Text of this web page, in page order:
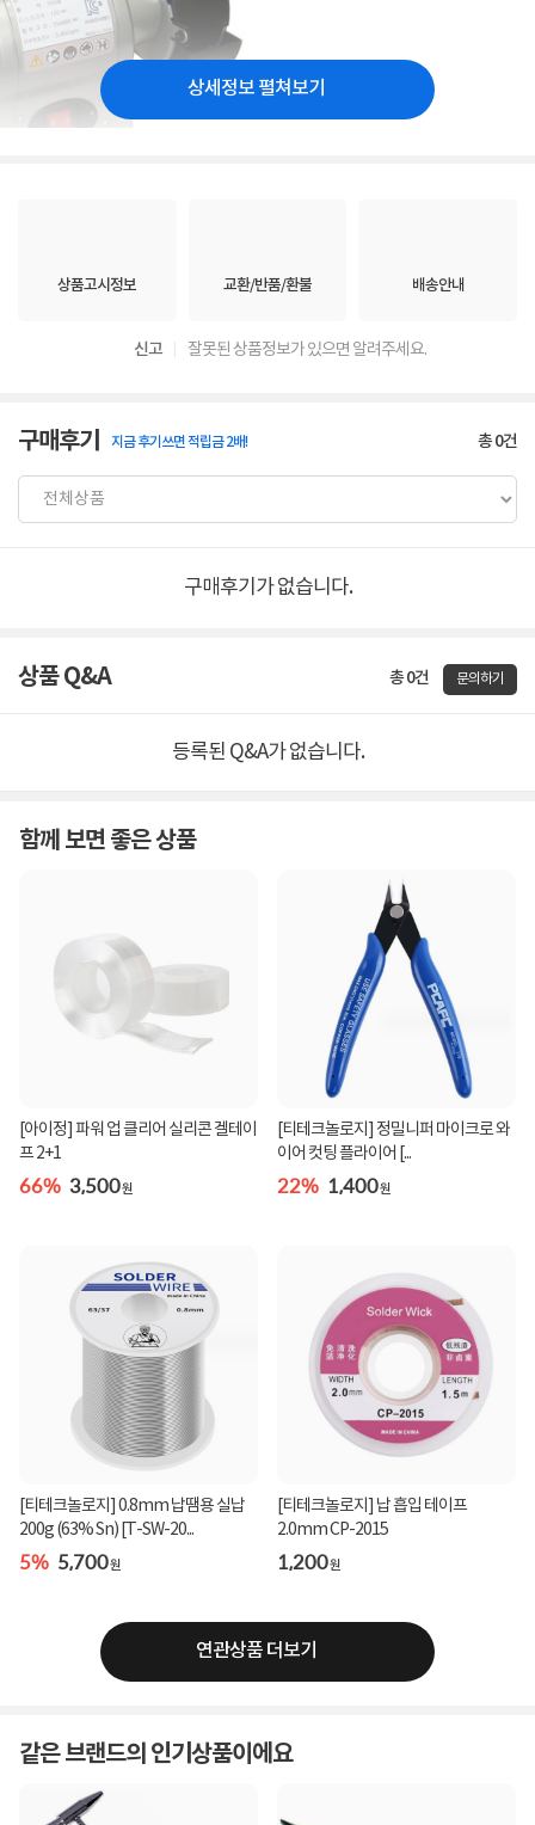
상세정보 펼쳐보기
상품고시정보 교환/반품/환불 배송안내
신고 잘못된 상품정보가 있으면 알려주세요.
구매후기 지금 후기쓰면 적립금 2배! 총0건
구매후기가 없습니다.
상품 Q&A 총 0건 문의하기
등록된 Q&A가 없습니다.
함께 보면 좋은 상품
[아이정] 파워 업 클리어 실리콘 겔테이
프 2+1
66% 3,500원
[티테크놀로지] 정밀니퍼 마이크로 와
이어 컷팅 플라이어 [...
22% 1,400원
[티테크놀로지] 0.8mm 납땜용 실납
200g (63% Sn) [T-SW-20...
5% 5,700원
[티테크놀로지] 납 흡입 테이프
2.0mm CP-2015
1,200원
연관상품 더보기
같은 브랜드의 인기상품이에요